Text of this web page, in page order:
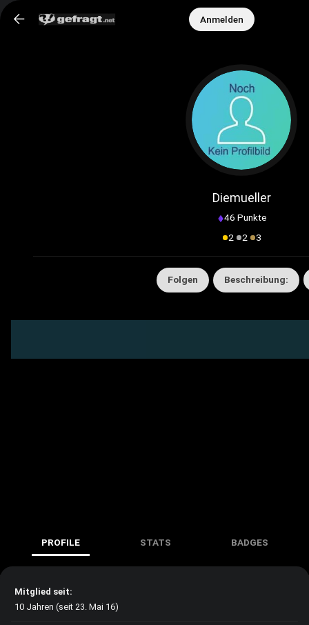
Anmelden
Diemueller
46 Punkte
2
2 3
Folgen Beschreibung:
PROFILE STATS BADGES
Mitglied seit:
10 Jahren (seit 23. Mai 16)